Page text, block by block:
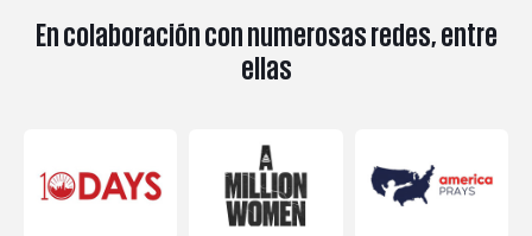
En colaboración con numerosas redes, entre
ellas